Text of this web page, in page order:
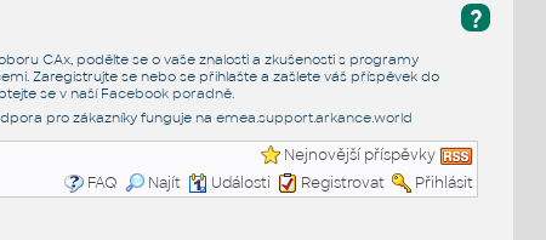
?
CAx, podělte se o vaše znalosti a zkušenosti s programy
Zaregistrujte se nebo se přihlašte a zašlete váš příspěvek do
se v naší Facebook poradně.
pro zákazníky funguje na emea.support.arkance.world
Nejnovější příspěvky
FAQ
Najít Události Registrovat Přihlásit